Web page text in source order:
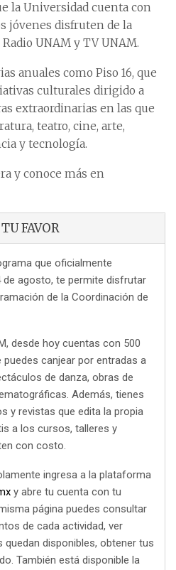
la Universidad cuenta con
jóvenes disfruten de la
UNAM y TV UNAM.
anuales como Piso 16, que
culturales dirigido a
extraordinarias en las que
teatro, cine, arte,
y tecnología.
y conoce más en
FAVOR
que oficialmente
agosto, te permite disfrutar
de la Coordinación de
desde hoy cuentas con 500
puedes canjear por entradas a
de danza, obras de
Además, tienes
y revistas que edita la propia
a los cursos, talleres y
con costo.
ingresa a la plataforma
y abre tu cuenta con tu
página puedes consultar
de cada actividad, ver
disponibles, obtener tus
También está disponible la